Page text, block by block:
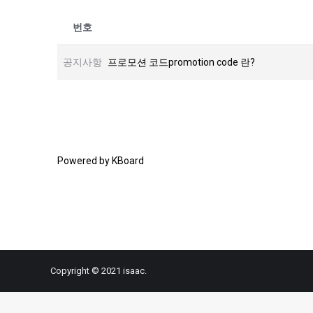
번호
공지사항 프로모션 코드promotion code 란?
Powered by KBoard
Copyright © 2021 isaac.